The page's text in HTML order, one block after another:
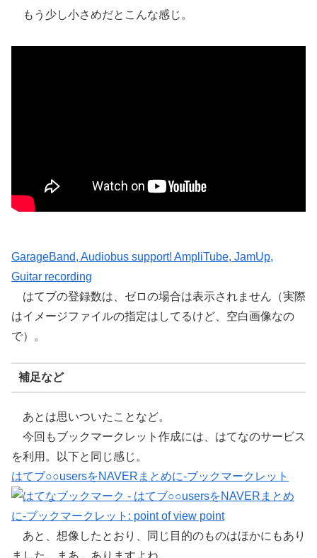
もう少し小さめだとこんな感じ。
GarageBand, Audiobus support! AmpliTube, JamUp,
Guitar recording
はてブの登録数は、ゼロの場合は表示されません（実際
はイメージファイルの指定はしてるけど、空白画像なの
で）。
補足など
あとは思いついたことなど。
今回もブックマークレット作成には、はてなのサービス
を利用。以下と同じ感じ。
はてブ○○usersをNAVERまとめに-ブックマークレット
あと、想像したとおり、同じ目的のものはほかにもあり
ました。まあ、ありますよね。